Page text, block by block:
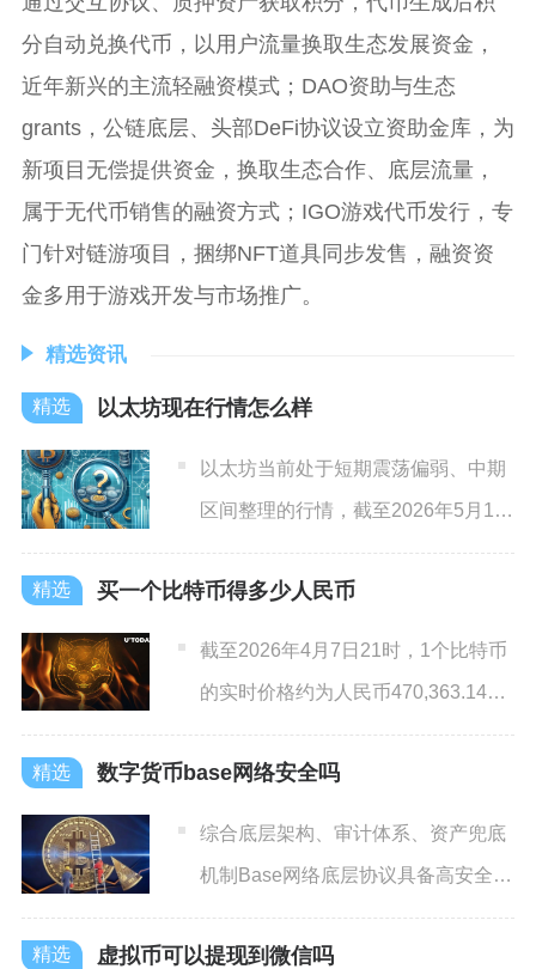
分自动兑换代币，以用户流量换取生态发展资金，
近年新兴的主流轻融资模式；DAO资助与生态
grants，公链底层、头部DeFi协议设立资助金库，为
新项目无偿提供资金，换取生态合作、底层流量，
属于无代币销售的融资方式；IGO游戏代币发行，专
门针对链游项目，捆绑NFT道具同步发售，融资资
金多用于游戏开发与市场推广。
精选资讯
以太坊现在行情怎么样
以太坊当前处于短期震荡偏弱、中期
区间整理的行情，截至2026年5月13
日9时，价格约229
买一个比特币得多少人民币
截至2026年4月7日21时，1个比特币
的实时价格约为人民币470,363.14
元，24小
数字货币base网络安全吗
综合底层架构、审计体系、资产兜底
机制Base网络底层协议具备高安全等
级，链本身不存在窃取用
虚拟币可以提现到微信吗